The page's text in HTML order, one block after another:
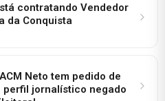
contratando Vendedor
da Conquista
Neto tem pedido de
perfil jornalístico negado